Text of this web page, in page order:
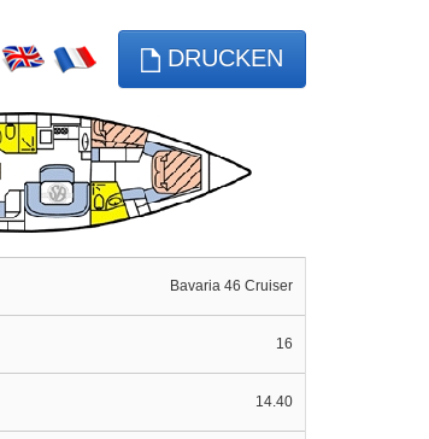
DRUCKEN
Bavaria 46 Cruiser
16
14.40